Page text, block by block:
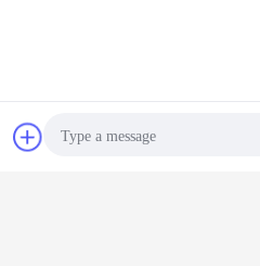
danfoss condensant l'unité
unités de réfrigération pour les
Bavarder